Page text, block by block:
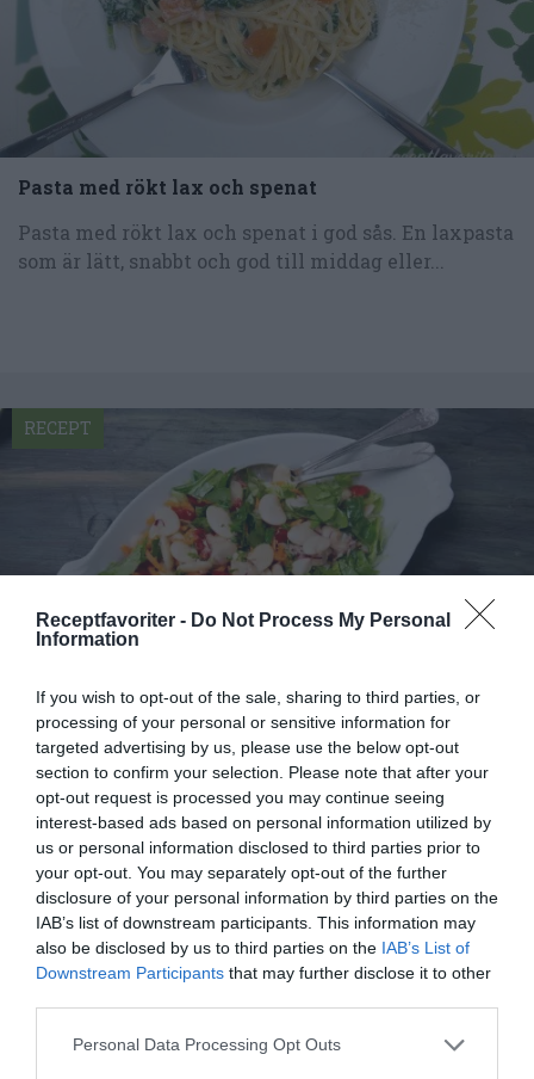
Receptfavoriter - Do Not Process My Personal
Information
If you wish to opt-out of the sale, sharing to third parties, or
processing of your personal or sensitive information for
targeted advertising by us, please use the below opt-out
section to confirm your selection. Please note that after your
opt-out request is processed you may continue seeing
interest-based ads based on personal information utilized by
us or personal information disclosed to third parties prior to
your opt-out. You may separately opt-out of the further
disclosure of your personal information by third parties on the
IAB’s list of downstream participants. This information may
also be disclosed by us to third parties on the IAB’s List of
Downstream Participants that may further disclose it to other
Personal Data Processing Opt Outs
Pasta med rökt lax och spenat
Pasta med rökt lax och spenat i god sås. En laxpasta
som är lätt, snabbt och god till middag eller...
Sallad med stora vita bönor
Sallad med stora vita bönor, rödlök, babyspenat,
isbergssallad, riven morot, tärnad tomat och
dressing...
RECEPT